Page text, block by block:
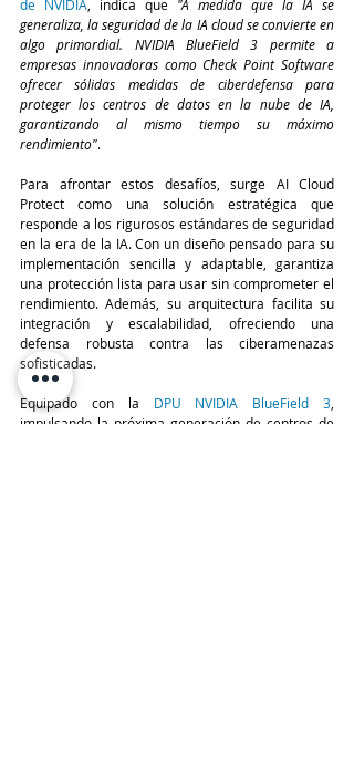
de NVIDIA, indica que "A medida que la IA se
generaliza, la seguridad de la IA cloud se convierte en
algo primordial. NVIDIA BlueField 3 permite a
empresas innovadoras como Check Point Software
ofrecer sólidas medidas de ciberdefensa para
proteger los centros de datos en la nube de IA,
garantizando al mismo tiempo su máximo
rendimiento".
Para afrontar estos desafíos, surge AI Cloud
Protect como una solución estratégica que
responde a los rigurosos estándares de seguridad
en la era de la IA. Con un diseño pensado para su
implementación sencilla y adaptable, garantiza
una protección lista para usar sin comprometer el
rendimiento. Además, su arquitectura facilita su
integración y escalabilidad, ofreciendo una
defensa robusta contra las ciberamenazas
sofisticadas.
Equipado con la DPU NVIDIA BlueField 3,
impulsando la próxima generación de centros de